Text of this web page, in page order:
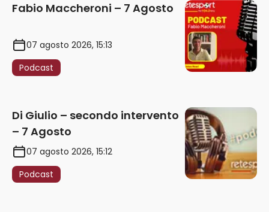
Fabio Maccheroni – 7 Agosto
07 agosto 2026, 15:13
Podcast
Di Giulio – secondo intervento
– 7 Agosto
07 agosto 2026, 15:12
Podcast